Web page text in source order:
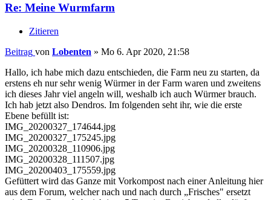
Re: Meine Wurmfarm
Zitieren
Beitrag von Lobenten » Mo 6. Apr 2020, 21:58
Hallo, ich habe mich dazu entschieden, die Farm neu zu starten, da
erstens eh nur sehr wenig Würmer in der Farm waren und zweitens
ich dieses Jahr viel angeln will, weshalb ich auch Würmer brauch.
Ich hab jetzt also Dendros. Im folgenden seht ihr, wie die erste
Ebene befüllt ist:
IMG_20200327_174644.jpg
IMG_20200327_175245.jpg
IMG_20200328_110906.jpg
IMG_20200328_111507.jpg
IMG_20200403_175559.jpg
Gefüttert wird das Ganze mit Vorkompost nach einer Anleitung hier
aus dem Forum, welcher nach und nach durch „Frisches" ersetzt